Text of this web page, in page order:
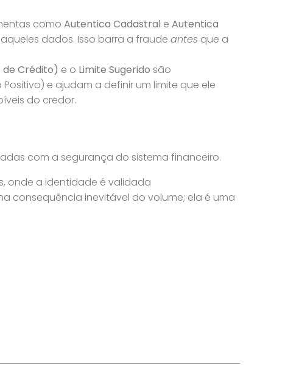
como Autentica Cadastral e Autentica
dados. Isso barra a fraude antes que a
de Crédito) e o Limite Sugerido são
e ajudam a definir um limite que ele
do credor.
com a segurança do sistema financeiro.
onde a identidade é validada
consequência inevitável do volume; ela é uma